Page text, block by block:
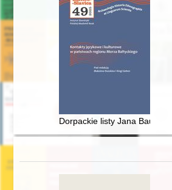
Dorpackie listy Jana